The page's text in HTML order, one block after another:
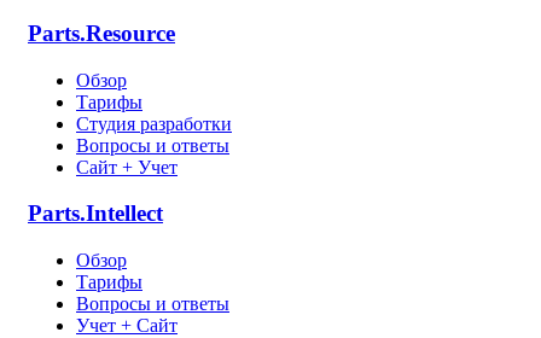
Parts.Resource
Обзор
Тарифы
Студия разработки
Вопросы и ответы
Сайт + Учет
Parts.Intellect
Обзор
Тарифы
Вопросы и ответы
Учет + Сайт